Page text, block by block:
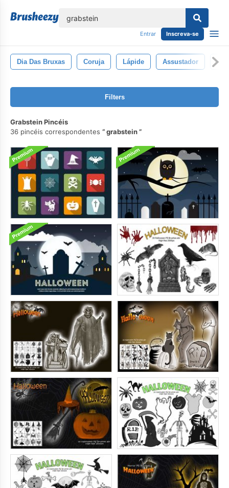
Entrar Inscreva-se
Dia Das Bruxas Coruja Lápide Assustador
Filters
Grabstein Pincéis
36 pincéis correspondentes
grabstein